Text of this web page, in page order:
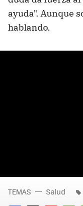
ayuda". Aunque
hablando.
TEMAS Salud